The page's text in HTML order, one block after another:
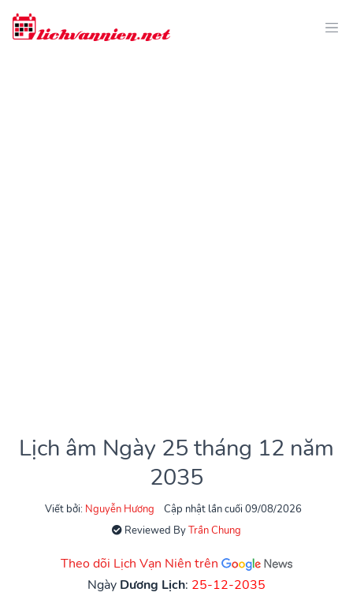
Lịch âm Ngày 25 tháng 12 năm
2035
Viết bởi: Nguyễn Hương
Cập nhật lần cuối 09/08/2026
Reviewed ByTrần Chung
Theo dõi Lịch Vạn Niên trên
Ngày Dương Lịch: 25-12-2035